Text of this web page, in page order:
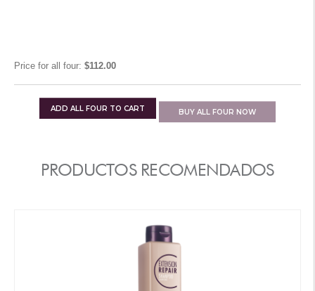
Price for all four: $112.00
ADD ALL FOUR TO CART BUY ALL FOUR NOW
PRODUCTOS RECOMENDADOS